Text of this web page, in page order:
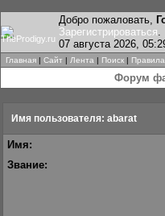
Добро пожаловать,
Зарегистрироваться.
07 августа 2026,
Главная | Сайт | Лента | Поиск |
Форум
Имя пользователя: abarat
Имя:
Звание: